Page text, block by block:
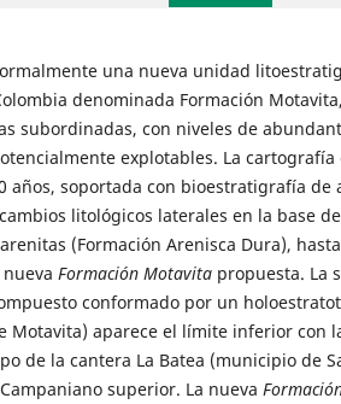
una nueva unidad
denominada Formación
subordinadas, con niveles de
explotables. La
años, soportada con bioestratigrafía
litológicos laterales en la base
(Formación Arenisca Dura),
Formación Motavitapropuesta. La
conformado por un
Motavita) aparece el límite inferior con
de la cantera La Batea (municipio de
superior. La nueva